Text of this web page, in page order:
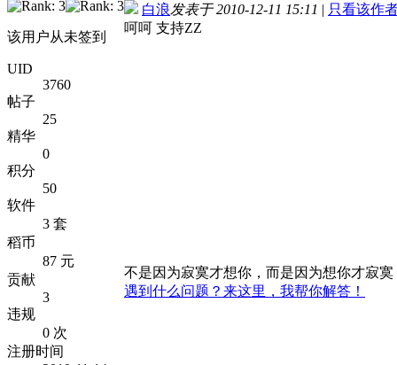
该用户从未签到
UID
3760
帖子
25
精华
0
积分
50
软件
3 套
稻币
87 元
贡献
3
违规
0 次
注册时间
白浪发表于 2010-12-11 15:11 | 只看该作
呵呵 支持ZZ
不是因为寂寞才想你，而是因为想你才寂寞
遇到什么问题？来这里，我帮你解答！